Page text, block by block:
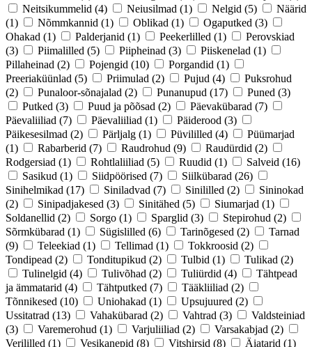
Neitsikummelid (4) Neiusilmad (1) Nelgid (5)
Näärid
(1)
Nõmmkannid (1) Oblikad (1) Ogaputked (3)
Ohakad (1) Palderjanid (1) Peekerlilled (1)
Perovskiad
(3)
Piimalilled (5) Piipheinad (3) Piiskenelad (1)
Pillaheinad (2) Pojengid (10) Porgandid (1)
Preeriaküünlad (5) Priimulad (2) Pujud (4)
Puksrohud
(2)
Punaloor-sõnajalad (2) Punanupud (17) Puned (3)
Putked (3) Puud ja põõsad (2) Päevakübarad (7)
Päevaliiliad (7) Päevaliiliad (1) Päiderood (3)
Päikesesilmad (2) Pärljalg (1) Püvililled (4)
Püümarjad
(1)
Rabarberid (7) Raudrohud (9) Raudürdid (2)
Rodgersiad (1) Rohtlaliiliad (5) Ruudid (1) Salveid (16)
Sasikud (1) Siidpöörised (7) Siilkübarad (26)
Sinihelmikad (17) Siniladvad (7) Sinililled (2)
Sininokad
(2)
Sinipadjakesed (3) Sinitähed (5) Siumarjad (1)
Soldanellid (2) Sorgo (1) Sparglid (3) Stepirohud (2)
Sõrmkübarad (1) Sügislilled (6) Tarinõgesed (2)
Tarnad
(9)
Teleekiad (1) Tellimad (1) Tokkroosid (2)
Tondipead (2) Tonditupikud (2) Tulbid (1) Tulikad (2)
Tulinelgid (4) Tulivõhad (2) Tuliürdid (4)
Tähtpead
ja ämmatarid (4) Tähtputked (7) Tääkliiliad (2)
Tõnnikesed (10) Uniohakad (1) Upsujuured (2)
Ussitatrad (13) Vahakübarad (2) Vahtrad (3)
Valdsteiniad
(3)
Varemerohud (1) Varjuliiliad (2) Varsakabjad (2)
Verililled (1) Vesikanepid (8) Vitshirsid (8) Äiatarid (1)